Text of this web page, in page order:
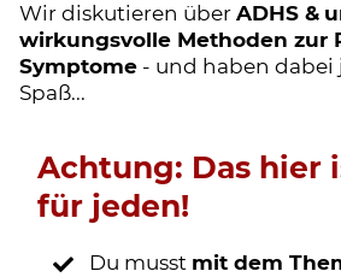
Wir diskutieren über ADHS &
wirkungsvolle Methoden zur
Symptome - und haben dabei
Spaß...
Achtung: Das hier
für jeden!
Du musst mit dem